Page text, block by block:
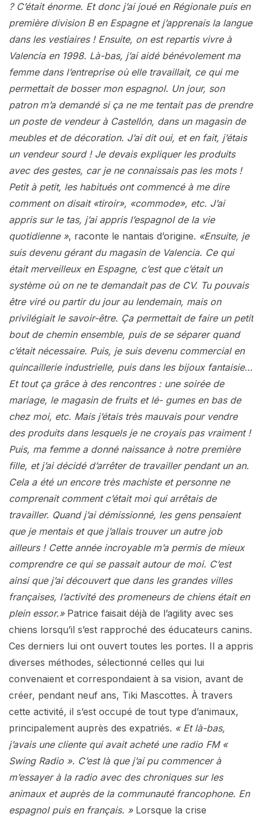
? C’était énorme. Et donc j’ai joué en Régionale puis en
première division B en Espagne et j’apprenais la langue
dans les vestiaires ! Ensuite, on est repartis vivre à
Valencia en 1998. Là-bas, j’ai aidé bénévolement ma
femme dans l’entreprise où elle travaillait, ce qui me
permettait de bosser mon espagnol. Un jour, son
patron m’a demandé si ça ne me tentait pas de prendre
un poste de vendeur à Castellón, dans un magasin de
meubles et de décoration. J’ai dit oui, et en fait, j’étais
un vendeur sourd ! Je devais expliquer les produits
avec des gestes, car je ne connaissais pas les mots !
Petit à petit, les habitués ont commencé à me dire
comment on disait «tiroir», «commode», etc. J’ai
appris sur le tas, j’ai appris l’espagnol de la vie
quotidienne », raconte le nantais d’origine. «Ensuite, je
suis devenu gérant du magasin de Valencia. Ce qui
était merveilleux en Espagne, c’est que c’était un
système où on ne te demandait pas de CV. Tu pouvais
être viré ou partir du jour au lendemain, mais on
privilégiait le savoir-être. Ça permettait de faire un petit
bout de chemin ensemble, puis de se séparer quand
c’était nécessaire. Puis, je suis devenu commercial en
quincaillerie industrielle, puis dans les bijoux fantaisie…
Et tout ça grâce à des rencontres : une soirée de
mariage, le magasin de fruits et lé- gumes en bas de
chez moi, etc. Mais j’étais très mauvais pour vendre
des produits dans lesquels je ne croyais pas vraiment !
Puis, ma femme a donné naissance à notre première
fille, et j’ai décidé d’arrêter de travailler pendant un an.
Cela a été un encore très machiste et personne ne
comprenait comment c’était moi qui arrêtais de
travailler. Quand j’ai démissionné, les gens pensaient
que je mentais et que j’allais trouver un autre job
ailleurs ! Cette année incroyable m’a permis de mieux
comprendre ce qui se passait autour de moi. C’est
ainsi que j’ai découvert que dans les grandes villes
françaises, l’activité des promeneurs de chiens était en
plein essor.»Patrice faisait déjà de l’agility avec ses
chiens lorsqu’il s’est rapproché des éducateurs canins.
Ces derniers lui ont ouvert toutes les portes. Il a appris
diverses méthodes, sélectionné celles qui lui
convenaient et correspondaient à sa vision, avant de
créer, pendant neuf ans, Tiki Mascottes. À travers
cette activité, il s’est occupé de tout type d’animaux,
principalement auprès des expatriés. « Et là-bas,
j’avais une cliente qui avait acheté une radio FM «
Swing Radio ». C’est là que j’ai pu commencer à
m’essayer à la radio avec des chroniques sur les
animaux et auprès de la communauté francophone. En
espagnol puis en français. »Lorsque la crise